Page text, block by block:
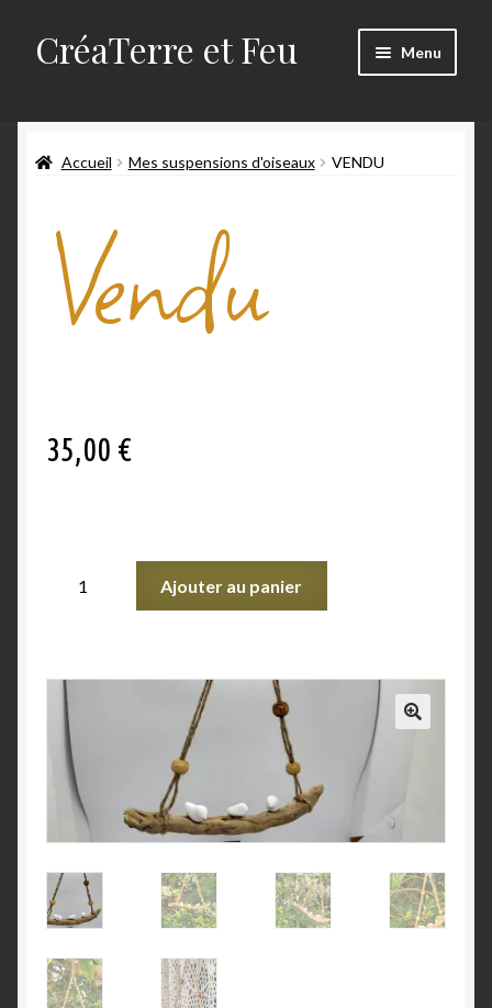
CréaTerre et Feu Menu
Blog
Mon compte
Qui suis-je
Accueil Mes suspensions d'oiseaux VENDU
Vendu
35,00 €
Ajouter au panier